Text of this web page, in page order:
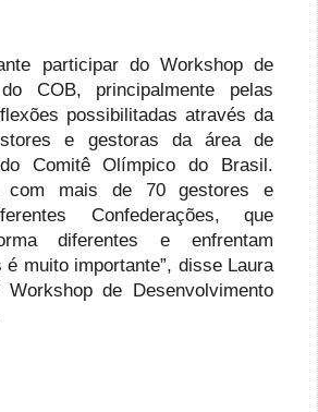
participar do Workshop de
COB, principalmente pelas
possibilitadas através da
e gestoras da área de
do Comitê Olímpico do Brasil.
com mais de 70 gestores e
Confederações, que
diferentes e enfrentam
muito importante”, disse Laura
de Desenvolvimento